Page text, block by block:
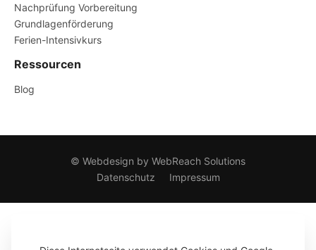
Nachprüfung Vorbereitung
Grundlagenförderung
Ferien-Intensivkurs
Ressourcen
Blog
© Webdesign by WebReach Solutions
Datenschutz
Impressum